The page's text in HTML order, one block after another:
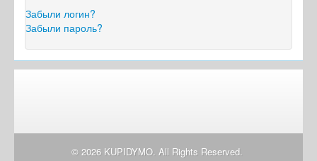
Забыли логин?
Забыли пароль?
© 2026 KUPIDYMO. All Rights Reserved.